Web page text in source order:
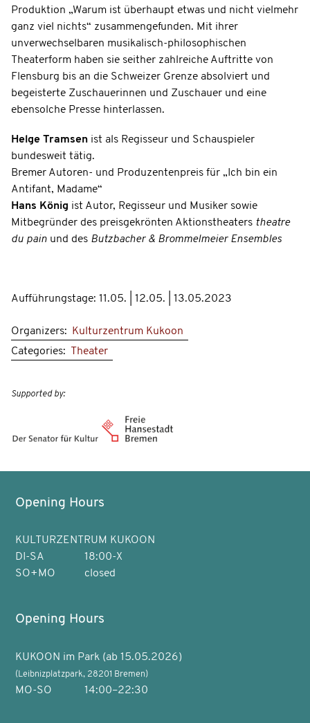
Produktion „Warum ist überhaupt etwas und nicht vielmehr
ganz viel nichts“ zusammengefunden. Mit ihrer
unverwechselbaren musikalisch-philosophischen
Theaterform haben sie seither zahlreiche Auftritte von
Flensburg bis an die Schweizer Grenze absolviert und
begeisterte Zuschauerinnen und Zuschauer und eine
ebensolche Presse hinterlassen.
Helge Tramsen ist als Regisseur und Schauspieler
bundesweit tätig.
Bremer Autoren- und Produzentenpreis für „Ich bin ein
Antifant, Madame“
Hans König ist Autor, Regisseur und Musiker sowie
Mitbegründer des preisgekrönten Aktionstheaters theatre
du pain und des Butzbacher & Brommelmeier Ensembles
Aufführungstage: 11.05. | 12.05. | 13.05.2023
Organizers: Kulturzentrum Kukoon
Categories:
Theater
Supported by:
Opening Hours
KULTURZENTRUM KUKOON
DI-SA
18:00-X
SO+MO
closed
Opening Hours
KUKOON im Park (ab 15.05.2026)
(Leibnizplatzpark, 28201 Bremen)
MO-SO 14:00–22:30